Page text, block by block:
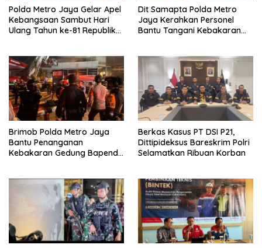
Polda Metro Jaya Gelar Apel
Kebangsaan Sambut Hari
Ulang Tahun ke-81 Republik
Dit Samapta Polda Metro
Jaya Kerahkan Personel
Bantu Tangani Kebakaran
Brimob Polda Metro Jaya
Bantu Penanganan
Kebakaran Gedung Bapenda
Berkas Kasus PT DSI P21,
Dittipideksus Bareskrim Polri
Selamatkan Ribuan Korban